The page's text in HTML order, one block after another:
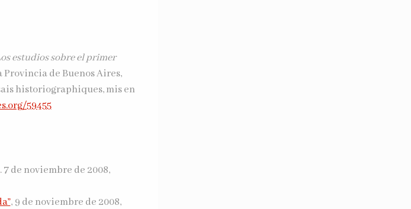
estudios sobre el primer
de Buenos Aires,
historiographiques, mis en
59455
. 7 de noviembre de 2008,
, 9 de noviembre de 2008,